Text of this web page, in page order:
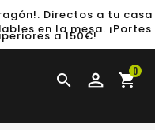
Directos a tu casa
en la mesa. ¡Portes
a 150€!
 shopping_cart0